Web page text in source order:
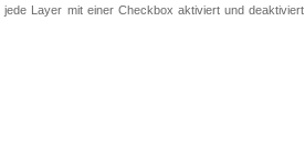
jede Layer mit einer Checkbox aktiviert und deaktiviert